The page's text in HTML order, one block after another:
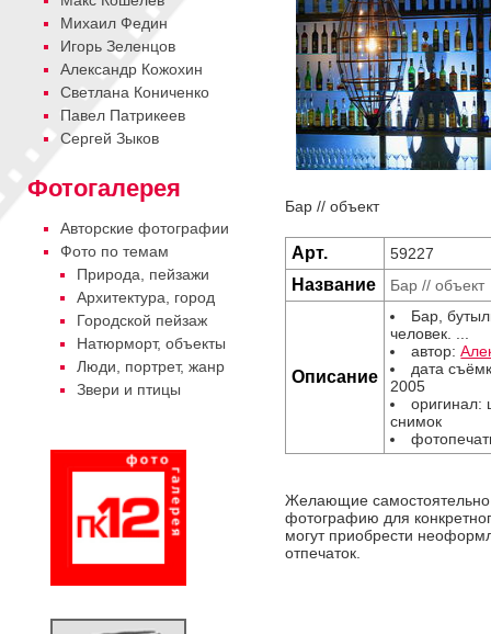
Михаил Федин
Игорь Зеленцов
Александр Кожохин
Cветлана Кониченко
Павел Патрикеев
Сергей Зыков
Фотогалерея
Авторские фотографии
Фото по темам
Природа, пейзажи
Архитектура, город
Городской пейзаж
Натюрморт, объекты
Люди, портрет, жанр
Звери и птицы
Бар // объект
Арт. 59227
Название Бар // объект
Описание
Бар,
человек. ...
автор:
дата
2005
оригинал:
снимок
Желающие
фотографию для
могут приобрести
отпечаток.